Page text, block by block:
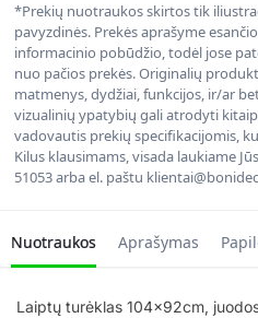
*Prekių nuotraukos skirtos tik
pavyzdinės. Prekės aprašyme
informacinio pobūdžio, todėl jose
nuo pačios prekės. Originalių
matmenys, dydžiai, funkcijos, ir/ar
vizualinių ypatybių gali atrodyti
vadovautis prekių specifikacijomis,
Kilus klausimams, visada laukiame
51053 arba el. paštu
Nuotraukos Aprašymas
Laiptų turėklas 104x92cm,